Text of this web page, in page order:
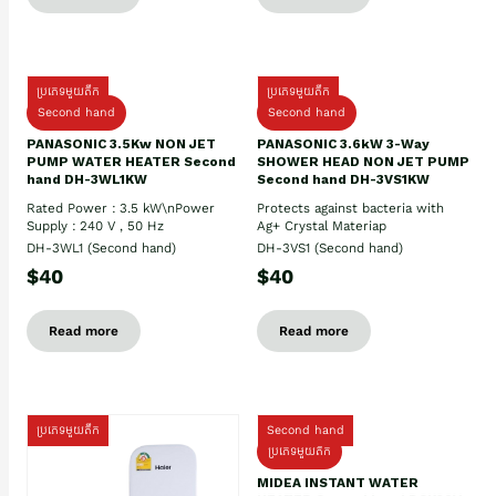
ប្រភេទមួយតឹក
Second hand
PANASONIC 3.5Kw NON JET
PUMP WATER HEATER Second
hand DH-3WL1KW
Rated Power : 3.5 kW\nPower
Supply : 240 V , 50 Hz
DH-3WL1 (Second hand)
$40
Read more
ប្រភេទមួយតឹក
Second hand
PANASONIC 3.6kW 3-Way
SHOWER HEAD NON JET PUMP
Second hand DH-3VS1KW
Protects against bacteria with
Ag+ Crystal Materiap
DH-3VS1 (Second hand)
$40
Read more
ប្រភេទមួយតឹក
Second hand
ប្រភេទមួយតឹក
MIDEA INSTANT WATER